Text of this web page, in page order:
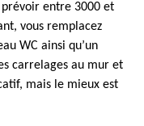
entre 3000 et
vous remplacez
WC ainsi qu’un
carrelages au mur et
mais le mieux est